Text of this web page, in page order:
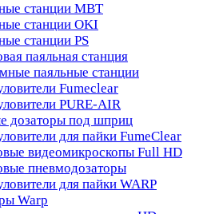
станции MBT
станции OKI
станции PS
паяльная станция
паяльные станции
Fumeclear
PURE-AIR
дозаторы под шприц
для пайки FumeClear
видеомикроскопы Full HD
пневмодозаторы
для пайки WARP
Warp